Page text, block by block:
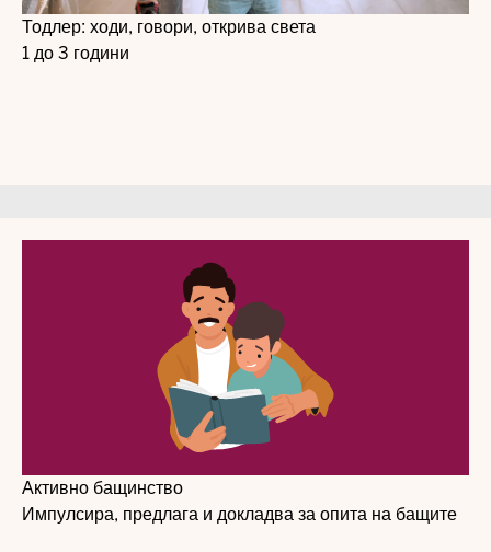
Тодлер: ходи, говори, открива света
1 до 3 години
Активно бащинство
Импулсира, предлага и докладва за опита на бащите